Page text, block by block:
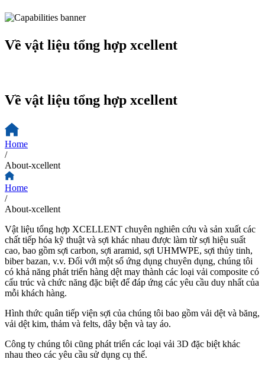
Về vật liệu tổng hợp xcellent
Về vật liệu tổng hợp xcellent
Home
/
About-xcellent
Home
/
About-xcellent
Vật liệu tổng hợp XCELLENT chuyên nghiên cứu và sản xuất các
chất tiếp hóa kỹ thuật và sợi khác nhau được làm từ sợi hiệu suất
cao, bao gồm sợi carbon, sợi aramid, sợi UHMWPE, sợi thủy tinh,
biber bazan, v.v. Đối với một số ứng dụng chuyên dụng, chúng tôi
có khả năng phát triển hàng dệt may thành các loại vải composite có
cấu trúc và chức năng đặc biệt để đáp ứng các yêu cầu duy nhất của
mỗi khách hàng.
Hình thức quân tiếp viện sợi của chúng tôi bao gồm vải dệt và băng,
vải dệt kim, thảm và felts, dây bện và tay áo.
Công ty chúng tôi cũng phát triển các loại vải 3D đặc biệt khác
nhau theo các yêu cầu sử dụng cụ thể.